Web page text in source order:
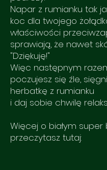
Napar z rumianku tak
koc dla twojego
właściwości
sprawiają, że nawet
"Dziękuję!"
Więc następnym
poczujesz się źle,
herbatkę z rumianku
i daj sobie chwilę
Więcej o białym
przeczytasz tutaj: